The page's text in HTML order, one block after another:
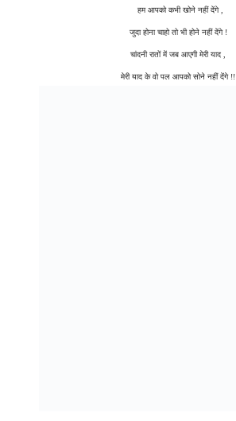
हम आपको कभी खोने नहीं देंगे ,
जुदा होना चाहो तो भी होने नहीं देंगे !
चांदनी रातों में जब आएगी मेरी याद ,
मेरी याद के वो पल आपको सोने नहीं देंगे !!